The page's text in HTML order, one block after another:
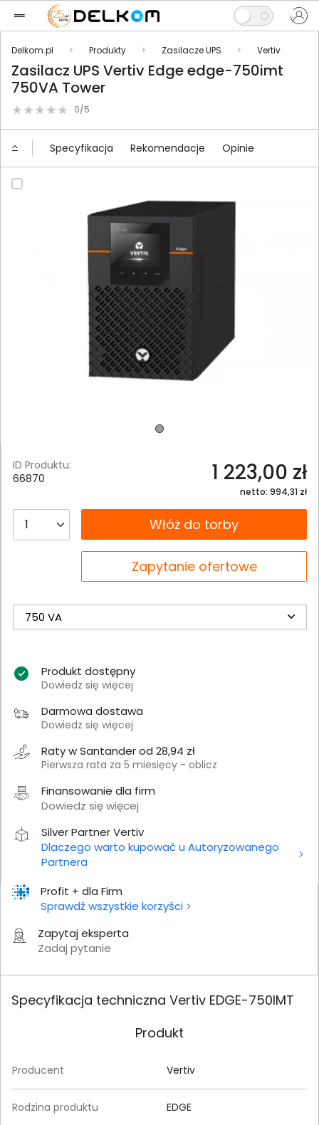
Delkom.pl Produkty Zasilacze UPS Vertiv
Zasilacz UPS Vertiv Edge edge-750imt
750VA Tower
0/5
Specyfikacja Rekomendacje Opinie
Profit + dla Firm
Sprawdź wszystkie korzyści
Zapytaj eksperta
Zadaj pytanie
ID Produktu:
66870
1 223,00 zł
netto: 994,31 zł
__B2C.PRODUCT.QUANTITYWłóż do torby
Zapytanie ofertowe
750 VA
Produkt dostępny
Dowiedz się więcej
Darmowa dostawa
Dowiedz się więcej
Raty w Santander od 28,94 zł
Pierwsza rata za 5 miesięcy - oblicz
Finansowanie dla firm
Dowiedz się więcej
Silver Partner Vertiv
Dlaczego warto kupować u Autoryzowanego
Partnera
Specyfikacja techniczna Vertiv EDGE-750IMT
Produkt
Producent Vertiv
Rodzina produktu EDGE